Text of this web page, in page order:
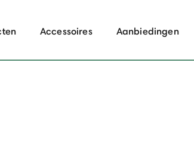
Accessoires Aanbiedingen